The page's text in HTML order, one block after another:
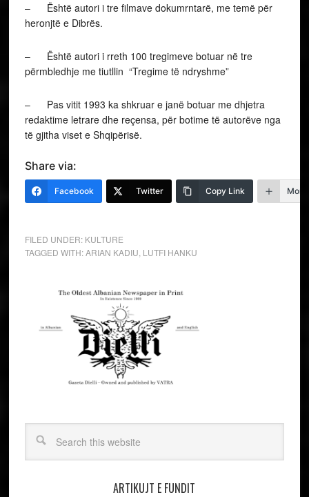
– Është autori i tre filmave dokumrntarë, me temë për
heronjtë e Dibrës.
– Është autori i rreth 100 tregimeve botuar në tre
përmbledhje me tiutllin “Tregime të ndryshme”
– Pas vitit 1993 ka shkruar e janë botuar me dhjetra
redaktime letrare dhe reçensa, për botime të autorëve nga
të gjitha viset e Shqipërisë.
Share via:
Facebook Twitter Copy Link More
FILED UNDER: KULTURE
TAGGED WITH:ARIAN KADIU LUTFI HANKU
ARTIKUJT E FUNDIT